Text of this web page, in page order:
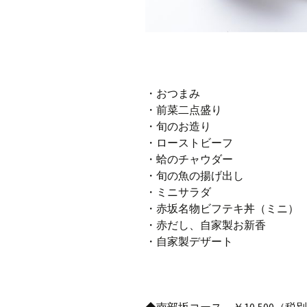
・おつまみ
・前菜二点盛り
・旬のお造り
・ローストビーフ
・蛤のチャウダー
・旬の魚の揚げ出し
・ミニサラダ
・赤坂名物ビフテキ丼（ミニ）
・赤だし、自家製お新香
・自家製デザート